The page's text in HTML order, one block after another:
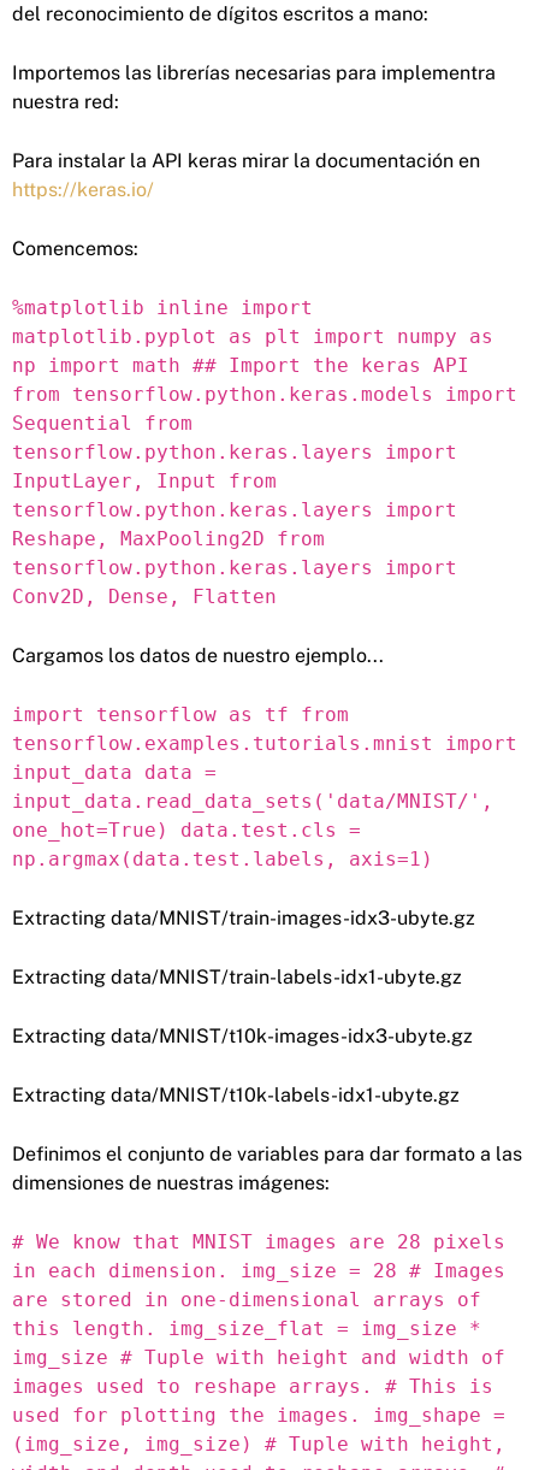
del reconocimiento de dígitos escritos a mano:
Importemos las librerías necesarias para implementra
nuestra red:
Para instalar la API keras mirar la documentación en
https://keras.io/
Comencemos:
%matplotlib inline import
matplotlib.pyplot as plt import numpy as
np import math ## Import the keras API
from tensorflow.python.keras.models import
Sequential from
tensorflow.python.keras.layers import
InputLayer, Input from
tensorflow.python.keras.layers import
Reshape, MaxPooling2D from
tensorflow.python.keras.layers import
Conv2D, Dense, Flatten
Cargamos los datos de nuestro ejemplo...
import tensorflow as tf from
tensorflow.examples.tutorials.mnist import
input_data data =
input_data.read_data_sets('data/MNIST/',
one_hot=True) data.test.cls =
np.argmax(data.test.labels, axis=1)
Extracting data/MNIST/train-images-idx3-ubyte.gz
Extracting data/MNIST/train-labels-idx1-ubyte.gz
Extracting data/MNIST/t10k-images-idx3-ubyte.gz
Extracting data/MNIST/t10k-labels-idx1-ubyte.gz
Definimos el conjunto de variables para dar formato a las
dimensiones de nuestras imágenes:
# We know that MNIST images are 28 pixels
in each dimension. img_size = 28 # Images
are stored in one-dimensional arrays of
this length. img_size_flat = img_size *
img_size # Tuple with height and width of
images used to reshape arrays. # This is
used for plotting the images. img_shape =
(img_size, img_size) # Tuple with height,